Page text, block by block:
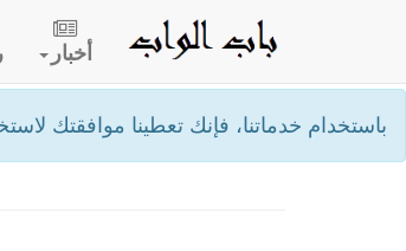
باستخدام خدماتنا، فإنك تعطينا موافقتك
أخبار